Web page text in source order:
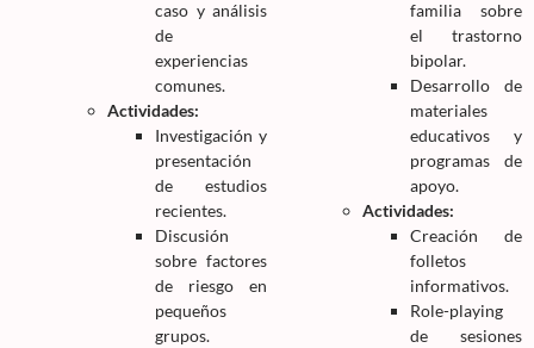
caso y análisis
de
experiencias
comunes.
Actividades:
Investigación y
presentación
de estudios
recientes.
Discusión
sobre factores
de riesgo en
pequeños
grupos.
familia sobre
el trastorno
bipolar.
Desarrollo de
materiales
educativos y
programas de
apoyo.
Actividades:
Creación de
folletos
informativos.
Role-playing
de sesiones